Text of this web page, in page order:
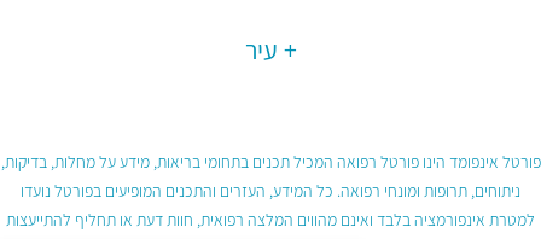
עיר
פורטל אינפומד הינו פורטל רפואה המכיל תכנים בתחומי בריאות, מידע על מחלות, בדיקות,
ניתוחים, תרופות ומונחי רפואה. כל המידע, העזרים והתכנים המופיעים בפורטל נועדו
למטרת אינפורמציה בלבד ואינם מהווים המלצה רפואית, חוות דעת או תחליף להתייעצות